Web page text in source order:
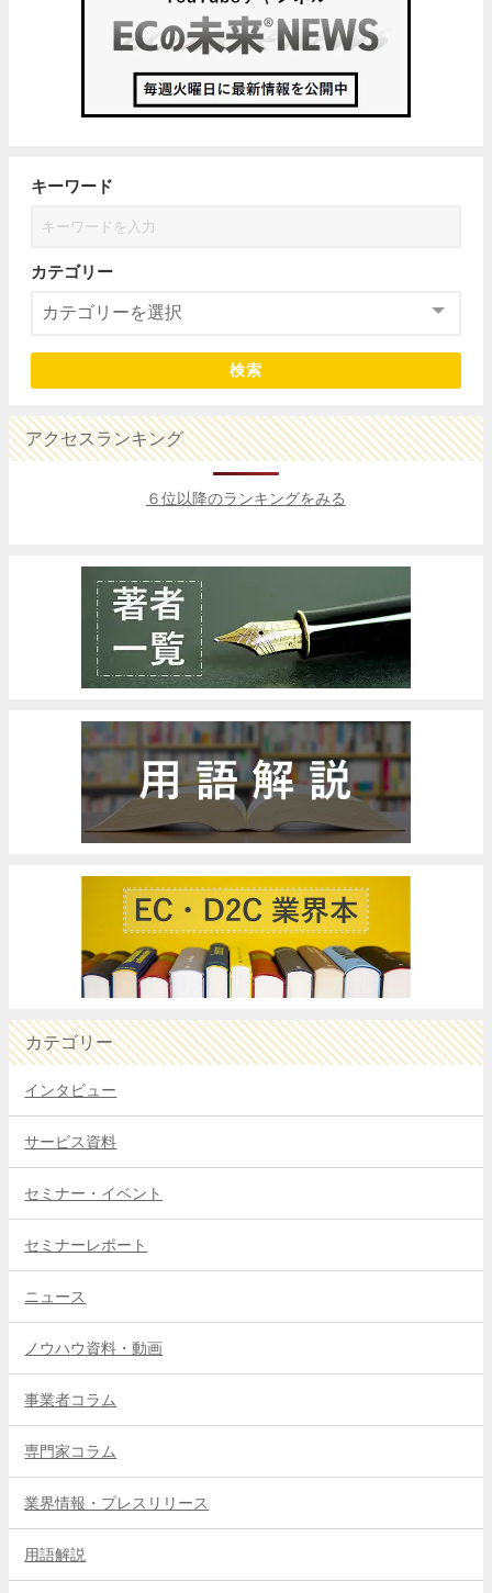
キーワード
カテゴリー
検索
アクセスランキング
６位以降のランキングをみる
カテゴリー
インタビュー
サービス資料
セミナー・イベント
セミナーレポート
ニュース
ノウハウ資料・動画
事業者コラム
専門家コラム
業界情報・プレスリリース
用語解説